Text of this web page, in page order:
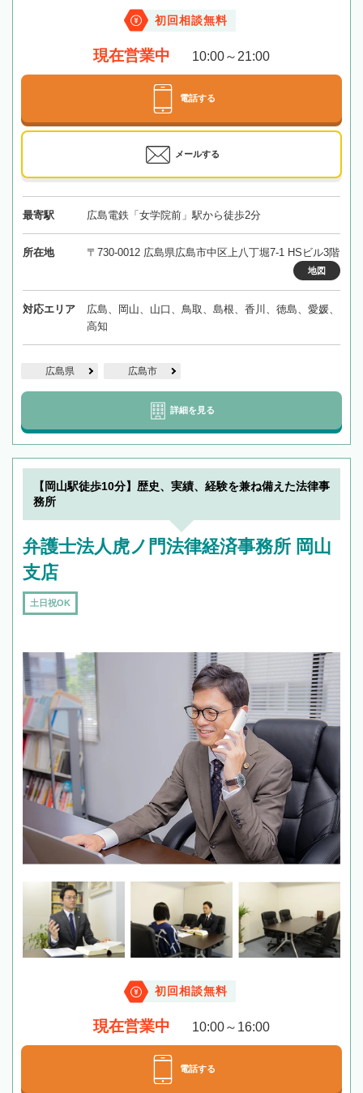
初回相談無料
現在営業中 10:00～21:00
電話する
メールする
最寄駅 広島電鉄「女学院前」駅から徒歩2分
所在地 〒730-0012 広島県広島市中区上八丁堀7-1 HSビル3階
地図
対応エリア
広島、岡山、山口、鳥取、島根、香川、徳島、愛媛、
高知
広島県 広島市
詳細を見る
【岡山駅徒歩10分】歴史、実績、経験を兼ね備えた法律事
務所
弁護士法人虎ノ門法律経済事務所 岡山
支店
土日祝OK
初回相談無料
現在営業中 10:00～16:00
電話する